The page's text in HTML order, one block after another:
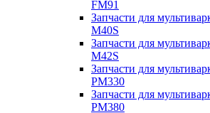
FM91
Запчасти для
M40S
Запчасти для
M42S
Запчасти для
PM330
Запчасти для
PM380